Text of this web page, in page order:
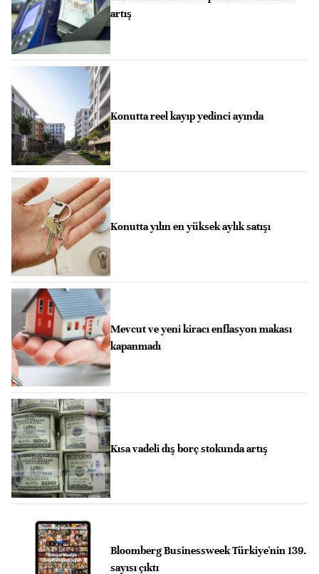
artış
Konutta reel kayıp yedinci ayında
Konutta yılın en yüksek aylık satışı
Mevcut ve yeni kiracı enflasyon makası
kapanmadı
Kısa vadeli dış borç stokunda artış
Bloomberg Businessweek Türkiye'nin 139.
sayısı çıktı